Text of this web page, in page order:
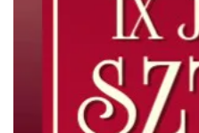
Festiwal Biegowy
bieganie wraca na